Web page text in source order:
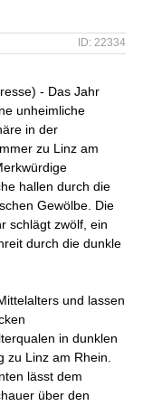
ID: 22334
- Das Jahr
unheimliche
in der
zu Linz am
hallen durch die
Gewölbe. Die
schlägt zwölf, ein
durch die dunkle
und lassen
in dunklen
Linz am Rhein.
lässt dem
über den